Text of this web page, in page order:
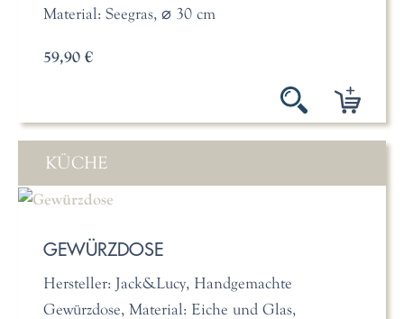
Material: Seegras, ⌀ 30 cm
59,90 €
KÜCHE
GEWÜRZDOSE
Hersteller: Jack&Lucy, Handgemachte
Gewürzdose, Material: Eiche und Glas,